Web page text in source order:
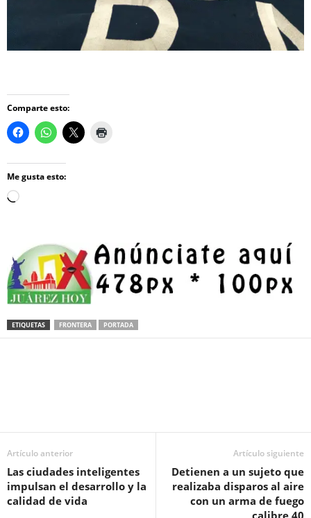
Comparte esto:
Me gusta esto:
Loading…
ETIQUETAS FRONTERA PORTADA
Artículo anterior
Las ciudades inteligentes
impulsan el desarrollo y la
calidad de vida
Artículo siguiente
Detienen a un sujeto que
realizaba disparos al aire
con un arma de fuego
calibre 40